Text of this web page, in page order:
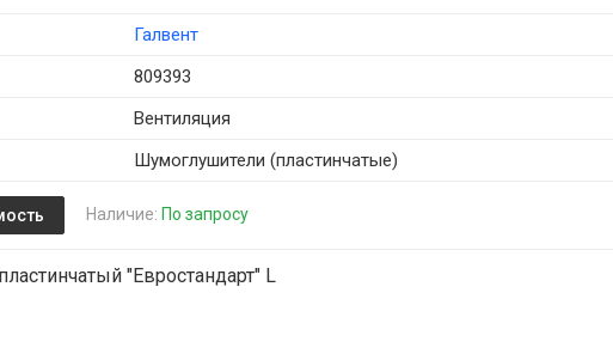
Галвент
809393
Вентиляция
Шумоглушители (пластинчатые)
Наличие: По запросу
"Евростандарт" L